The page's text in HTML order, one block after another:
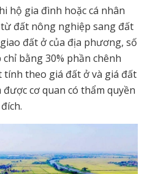
hộ gia đình hoặc cá nhân
đất nông nghiệp sang đất
đất ở của địa phương, số
bằng 30% phần chênh
theo giá đất ở và giá đất
cơ quan có thẩm quyền